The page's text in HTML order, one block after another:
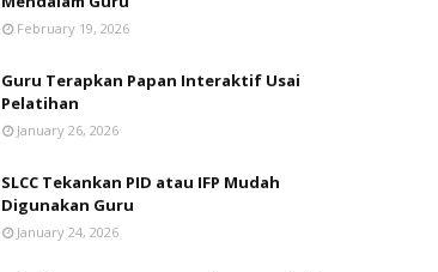
February 19, 2026
Guru Terapkan Papan Interaktif Usai
Pelatihan
January 26, 2026
SLCC Tekankan PID atau IFP Mudah
Digunakan Guru
January 24, 2026